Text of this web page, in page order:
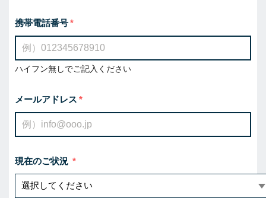
携帯電話番号
ハイフン無しでご記入ください
メールアドレス
現在のご状況